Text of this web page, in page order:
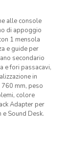
alle console
di appoggio
1 mensola
e guide per
secondario
e fori passacavi,
in
mm, peso
colore
Adapter per
Sound Desk.